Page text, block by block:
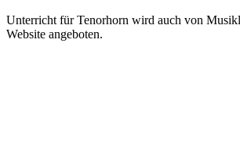
Unterricht für Tenorhorn wird auch von
Website angeboten.